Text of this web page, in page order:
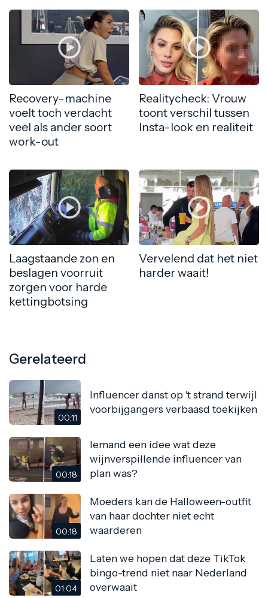
Recovery-machine
voelt toch verdacht
veel als ander soort
work-out
Realitycheck: Vrouw
toont verschil tussen
Insta-look en realiteit
Laagstaande zon en
beslagen voorruit
zorgen voor harde
kettingbotsing
Vervelend dat het niet
harder waait!
Gerelateerd
00:11
Influencer danst op 't strand terwijl
voorbijgangers verbaasd toekijken
00:18
Iemand een idee wat deze
wijnverspillende influencer van
plan was?
00:18
Moeders kan de Halloween-outfit
van haar dochter niet echt
waarderen
01:04
Laten we hopen dat deze TikTok
bingo-trend niet naar Nederland
overwaait